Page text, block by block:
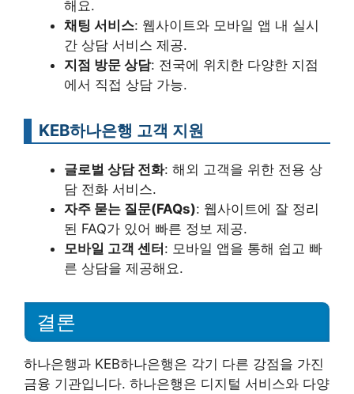
해요.
채팅 서비스: 웹사이트와 모바일 앱 내 실시
간 상담 서비스 제공.
지점 방문 상담: 전국에 위치한 다양한 지점
에서 직접 상담 가능.
KEB하나은행 고객 지원
글로벌 상담 전화: 해외 고객을 위한 전용 상
담 전화 서비스.
자주 묻는 질문(FAQs): 웹사이트에 잘 정리
된 FAQ가 있어 빠른 정보 제공.
모바일 고객 센터 : 모바일 앱을 통해 쉽고 빠
른 상담을 제공해요.
결론
하나은행과 KEB하나은행은 각기 다른 강점을 가진
금융 기관입니다. 하나은행은 디지털 서비스와 다양